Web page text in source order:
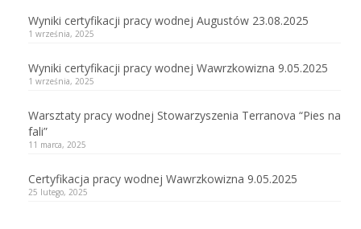
Sekcje pracy z nowofundlandem
PW – Praca Wodna
Przepisy Certyfikacji Pracy Wodnej
certyfikacje PW
Wyniki certyfikacji pracy wodnej Augustów 23.08.2025
1 września, 2025
Wyniki certyfikacji pracy wodnej Wawrzkowizna 9.05.2025
1 września, 2025
Warsztaty pracy wodnej Stowarzyszenia Terranova “Pies na
fali”
11 marca, 2025
Certyfikacja pracy wodnej Wawrzkowizna 9.05.2025
25 lutego, 2025